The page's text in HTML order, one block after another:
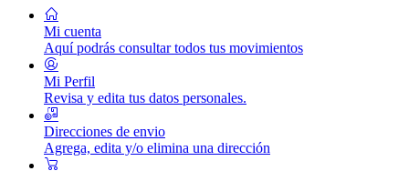
Mi cuenta
Aquí podrás consultar todos tus movimientos
Mi Perfil
Revisa y edita tus datos personales.
Direcciones de envio
Agrega, edita y/o elimina una dirección